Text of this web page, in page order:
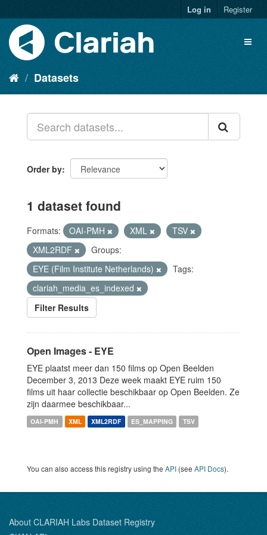
Log in Register
Datasets
Order by
1 dataset found
Formats: OAI-PMH XML
TSV
XML2RDF
Groups:
EYE (Film Institute Netherlands)
Tags:
clariah_media_es_indexed
Filter Results
Open Images - EYE
EYE plaatst meer dan 150 films op Open Beelden
December 3, 2013 Deze week maakt EYE ruim 150
films uit haar collectie beschikbaar op Open Beelden. Ze
zijn daarmee beschikbaar...
OAI-PMH XML XML2RDF ES_MAPPING TSV
You can also access this registry using the API (see API Docs).
About CLARIAH Labs Dataset Registry